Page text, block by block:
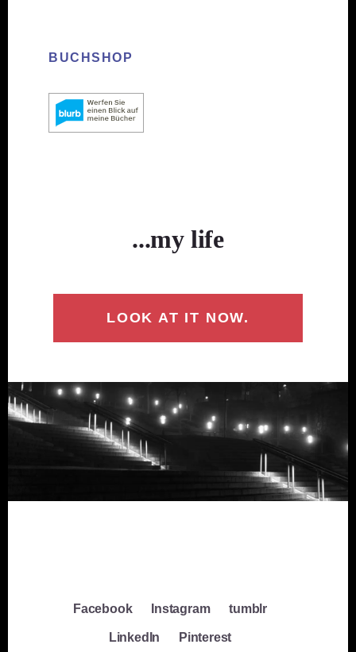
BUCHSHOP
...my life
LOOK AT IT NOW.
Facebook Instagram tumblr
LinkedIn Pinterest